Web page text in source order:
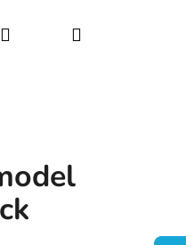
Kontakty
PřihlášeníNákupní